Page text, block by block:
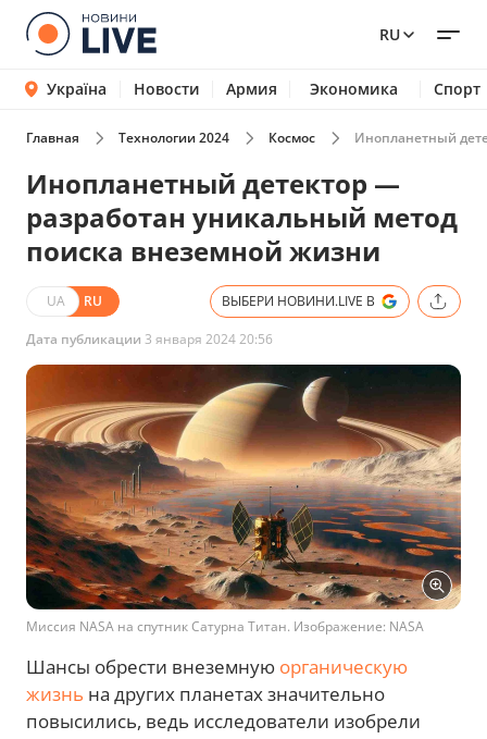
RU
Україна Новости Армия Экономика Спорт
Главная Технологии 2024 Космос Инопланетный
Инопланетный детектор —
разработан уникальный метод
поиска внеземной жизни
UA RU ВЫБЕРИ НОВИНИ.LIVE В
Дата публикации 3 января 2024 20:56
Миссия NASA на спутник Сатурна Титан. Изображение: NASA
Шансы обрести внеземную органическую
жизнь на других планетах значительно
повысились, ведь исследователи изобрели